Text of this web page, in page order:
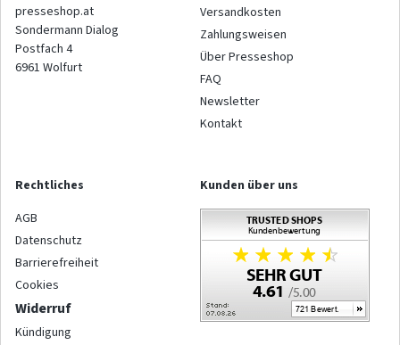
presseshop.at
Sondermann Dialog
Postfach 4
6961 Wolfurt
Versandkosten
Zahlungsweisen
Über Presseshop
FAQ
Newsletter
Kontakt
Rechtliches
AGB
Datenschutz
Barrierefreiheit
Cookies
Widerruf
Kündigung
Kunden über uns